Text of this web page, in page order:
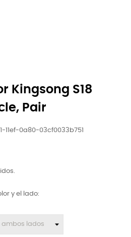
Kingsong S18
Pair
11ef-0a80-03cf0033b751
y el lado: